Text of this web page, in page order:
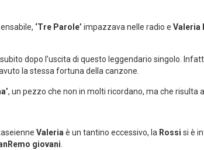
‘Tre Parole’ impazzava nelle radio e Valeria
dopo l’uscita di questo leggendario singolo.
la stessa fortuna della canzone.
, un pezzo che non in molti ricordano, ma che risulta
Valeriaè un tantino eccessivo, la Rossi si è
giovani.